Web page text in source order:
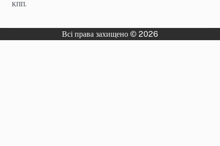
КПП.
Всі права захищено © 2026